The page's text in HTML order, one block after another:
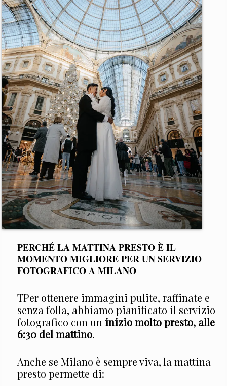
PERCHÉ LA MATTINA PRESTO È IL
MOMENTO MIGLIORE PER UN SERVIZIO
FOTOGRAFICO A MILANO
TPer ottenere immagini pulite, raffinate e
senza folla, abbiamo pianificato il servizio
fotografico con un inizio molto presto, alle
6:30 del mattino.
Anche se Milano è sempre viva, la mattina
presto permette di: